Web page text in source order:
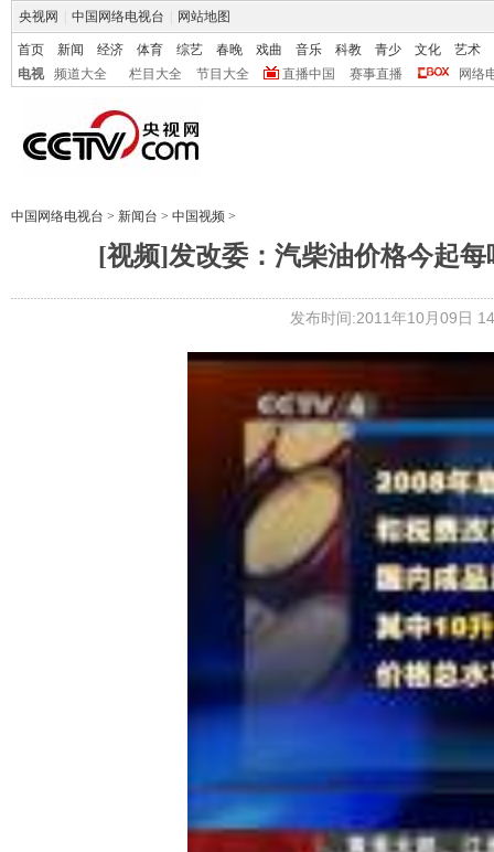
央视网 中国网络电视台 网站地图
首页 新闻 经济 体育 综艺 春晚 戏曲 音乐 科教 青少 文化
艺术
电视
频道大全 栏目大全 节目大全 直播中国 赛事直播 网络
中国网络电视台 > 新闻台 > 中国视频 >
[视频]发改委：汽柴油价格今起
发布时间:2011年10月09日